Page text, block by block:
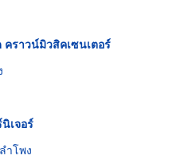
ราวน์มิวสิคเซนเตอร์
เจอร์
ำโพง